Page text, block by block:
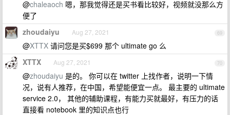
@chaleaoch 嗯，那我觉得还是买书看比较好，视频就没那么方
便了
69
zhoudaiyu Aug 27, 2021
@XTTX 请问您是买$699 那个 ultimate go 么
70
XTTX Aug 27, 2021
@zhoudaiyu 是的。 你可以在 twitter 上找作者，说明一下情
况，说有人推荐，在中国，希望能便宜一点。 最主要的 ultimate
service 2.0， 其他的辅助课程，有能力买就最好，有压力的话
直接看 notebook 里的知识点也行